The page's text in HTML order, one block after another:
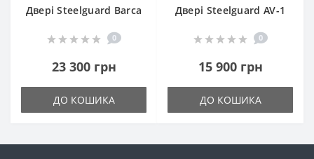
Двері Steelguard Barca
0
23 300 грн
ДО КОШИКА
Двері Steelguard AV-1
0
15 900 грн
ДО КОШИКА